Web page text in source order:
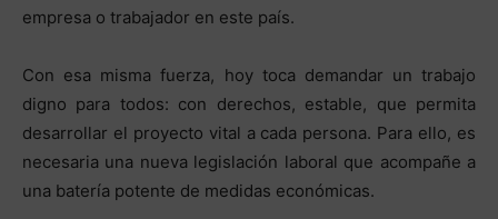
empresa o trabajador en este país.
Con esa misma fuerza, hoy toca demandar un trabajo
digno para todos: con derechos, estable, que permita
desarrollar el proyecto vital a cada persona. Para ello, es
necesaria una nueva legislación laboral que acompañe a
una batería potente de medidas económicas.